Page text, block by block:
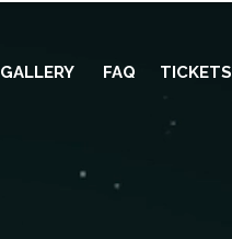
GALLERY FAQ TICKETS